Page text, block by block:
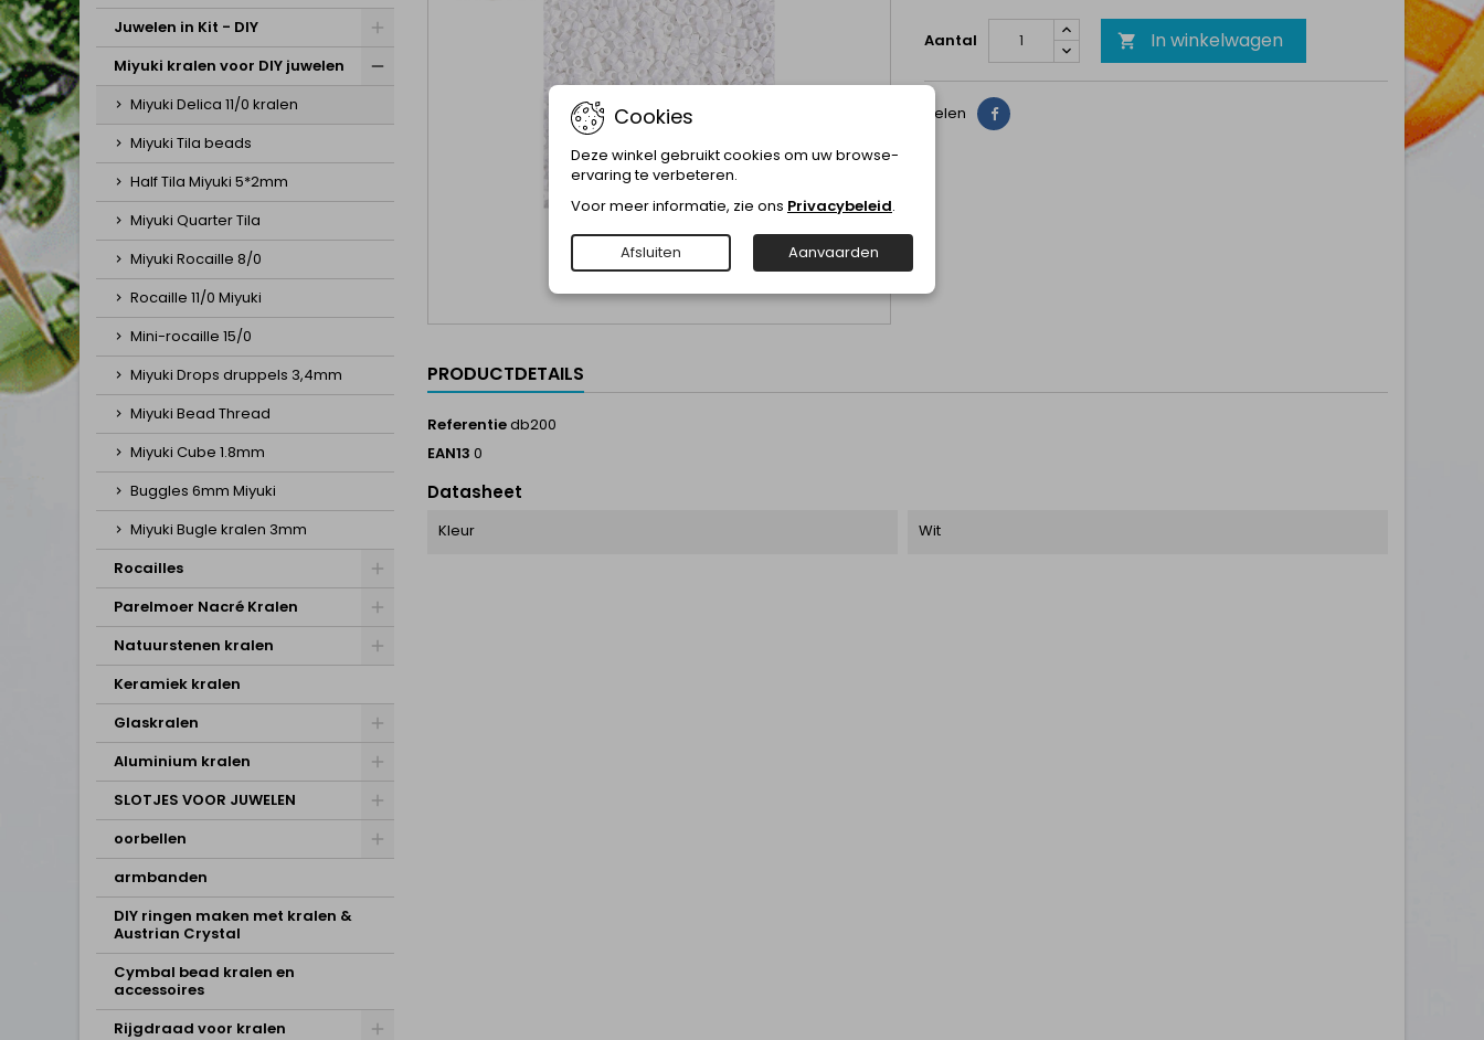
Juwelen in Kit - DIY
Miyuki kralen voor DIY juwelen
Miyuki Delica 11/0 kralen
Miyuki Tila beads
Half Tila Miyuki 5*2mm
Miyuki Quarter Tila
Miyuki Rocaille 8/0
Rocaille 11/0 Miyuki
Mini-rocaille 15/0
Miyuki Drops druppels 3,4mm
Miyuki Bead Thread
Miyuki Cube 1.8mm
Buggles 6mm Miyuki
Miyuki Bugle kralen 3mm
Rocailles
Parelmoer Nacré Kralen
Natuurstenen kralen
Keramiek kralen
Glaskralen
Aluminium kralen
SLOTJES VOOR JUWELEN
oorbellen
armbanden
DIY ringen maken met kralen &
Austrian Crystal
Cymbal bead kralen en
accessoires
Rijgdraad voor kralen
Aantal  In winkelwagen
Delen Delen
PRODUCTDETAILS
Referentiedb200
EAN13 0
Datasheet
Kleur Wit
Cookies
Deze winkel gebruikt cookies om uw browse-
ervaring te verbeteren.
Voor meer informatie, zie ons Privacybeleid.
Afsluiten Aanvaarden